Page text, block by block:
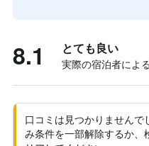
8.1 とても良い
実際の宿泊者によ
口コミは見つかりません
み条件を一部解除するか、